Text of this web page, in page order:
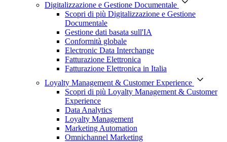
Digitalizzazione e Gestione Documentale
Scopri di più Digitalizzazione e Gestione
Documentale
Gestione dati basata sull'IA
Conformità globale
Electronic Data Interchange
Fatturazione Elettronica
Fatturazione Elettronica in Italia
Loyalty Management & Customer Experience
Scopri di più Loyalty Management & Customer
Experience
Data Analytics
Loyalty Management
Marketing Automation
Omnichannel Marketing